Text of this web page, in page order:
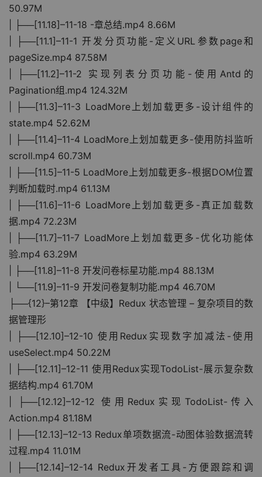
50.97M
| ├──[11.18]–11-18 -章总结.mp4 8.66M
| ├──[11.1]–11-1 开发分页功能-定义URL参数page和
pageSize.mp4 87.58M
| ├──[11.2]–11-2 实现列表分页功能-使用Antd的
Pagination组.mp4 124.32M
| ├──[11.3]–11-3 LoadMore上划加载更多-设计组件的
state.mp4 52.62M
| ├──[11.4]–11-4 LoadMore上划加载更多-使用防抖监听
scroll.mp4 60.73M
| ├──[11.5]–11-5 LoadMore上划加载更多-根据DOM位置
判断加载时.mp4 61.13M
| ├──[11.6]–11-6 LoadMore上划加载更多-真正加载数
据.mp4 72.23M
| ├──[11.7]–11-7 LoadMore上划加载更多-优化功能体
验.mp4 63.29M
| ├──[11.8]–11-8 开发问卷标星功能.mp4 88.13M
| └──[11.9]–11-9 开发问卷复制功能.mp4 46.70M
├──{12}–第12章 【中级】Redux 状态管理 – 复杂项目的数
据管理形
| ├──[12.10]–12-10 使用Redux实现数字加减法-使用
useSelect.mp4 50.22M
| ├──[12.11]–12-11 使用Redux实现TodoList-展示复杂数
据结构.mp4 61.70M
| ├──[12.12]–12-12 使用Redux实现TodoList-传入
Action.mp4 81.18M
| ├──[12.13]–12-13 Redux单项数据流-动图体验数据流转
过程.mp4 11.01M
| ├──[12.14]–12-14 Redux开发者工具-方便跟踪和调